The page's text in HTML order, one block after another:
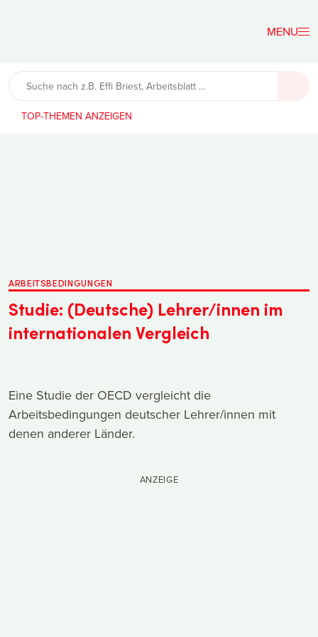
Lehrerfreund
TOP-THEMEN
ARBEITSBEDINGUNGEN
Studie: (Deutsche) Lehrer/innen im
internationalen Vergleich
Eine Studie der OECD vergleicht die
Arbeitsbedingungen deutscher Lehrer/innen mit
denen anderer Länder.
ANZEIGE